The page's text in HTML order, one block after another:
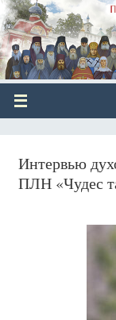
Интервью
ПЛН «Чудес